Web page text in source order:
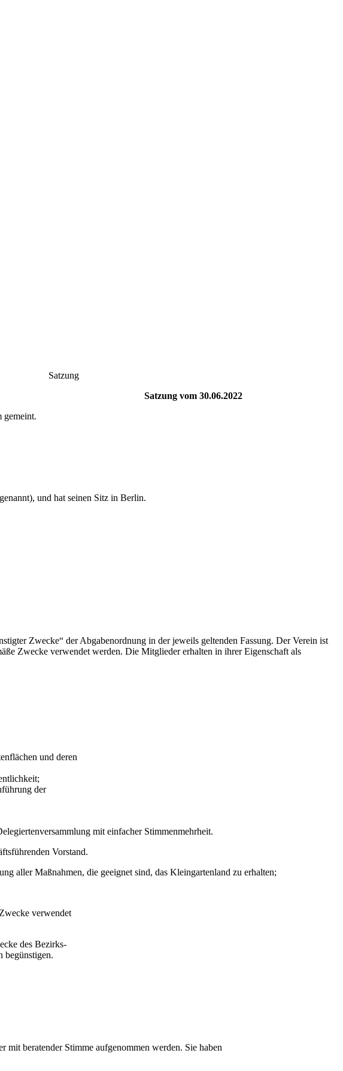
Satzung
Satzung vom 30.06.2022
gemeint.
und hat seinen Sitz in Berlin.
Zwecke“ der Abgabenordnung in der jeweils geltenden Fassung. Der Verein ist
Zwecke verwendet werden. Die Mitglieder erhalten in ihrer Eigenschaft als
und deren
der
mit einfacher Stimmenmehrheit.
Vorstand.
aller Maßnahmen, die geeignet sind, das Kleingartenland zu erhalten;
verwendet
des Bezirks-
begünstigen.
beratender Stimme aufgenommen werden. Sie haben